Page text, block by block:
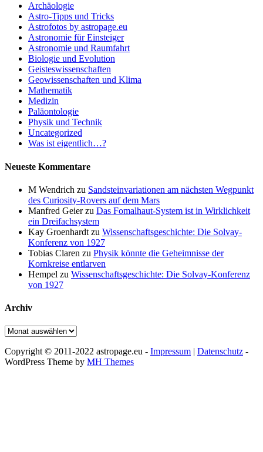
Archäologie
Astro-Tipps und Tricks
Astrofotos by astropage.eu
Astronomie für Einsteiger
Astronomie und Raumfahrt
Biologie und Evolution
Geisteswissenschaften
Geowissenschaften und Klima
Mathematik
Medizin
Paläontologie
Physik und Technik
Uncategorized
Was ist eigentlich…?
Neueste Kommentare
M Wendrich zu Sandsteinvariationen am nächsten Wegpunkt
des Curiosity-Rovers auf dem Mars
Manfred Geierzu Das Fomalhaut-System ist in Wirklichkeit
ein Dreifachsystem
Kay Groenhardt zu Wissenschaftsgeschichte: Die Solvay-
Konferenz von 1927
Tobias Claren zu Physik könnte die Geheimnisse der
Kornkreise entlarven
Hempel zu Wissenschaftsgeschichte: Die Solvay-Konferenz
von 1927
Archiv
Archiv
Copyright © 2011-2022 astropage.eu - Impressum | Datenschutz -
WordPress Theme by MH Themes